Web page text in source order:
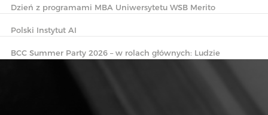
Dzień z programami MBA Uniwersytetu WSB Merito
Polski Instytut AI
BCC Summer Party 2026 – w rolach głównych: Ludzie